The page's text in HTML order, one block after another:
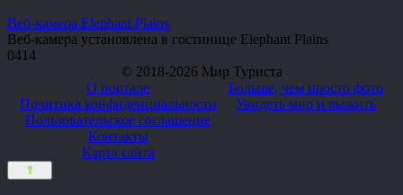
Веб-камера Elephant Plains
Веб-камера установлена в гостинице Elephant Plains
0414
© 2018-2026 Мир Туриста
О портале
Политика конфиденциальности
Пользовательское соглашение
Контакты
Карта сайта
Больше, чем просто фото
Увидеть мир и выжить